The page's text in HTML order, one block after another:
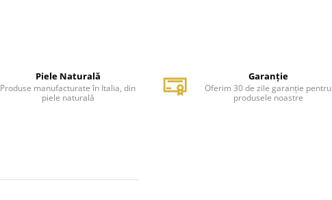
Piele Naturală
Produse manufacturate în Italia, din
piele naturală
Garanție
Oferim 30 de zile garanție pentru
produsele noastre